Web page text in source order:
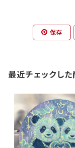
保存
最近チェックした